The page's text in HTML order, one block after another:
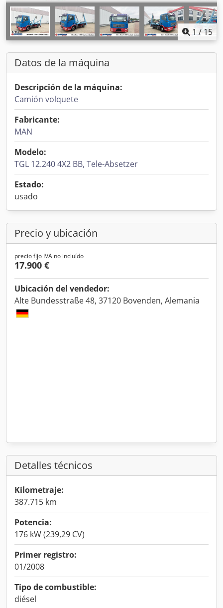
1 /15
Datos de la máquina
Descripción de la máquina:
Camión volquete
Fabricante:
MAN
Modelo:
TGL 12.240 4X2 BB, Tele-Absetzer
Estado:
usado
Precio y ubicación
precio fijo IVA no incluído
17.900 €
Ubicación del vendedor:
Alte Bundesstraße 48, 37120 Bovenden, Alemania
Detalles técnicos
Kilometraje:
387.715 km
Potencia:
176 kW (239,29 CV)
Primer registro:
01/2008
Tipo de combustible:
diésel